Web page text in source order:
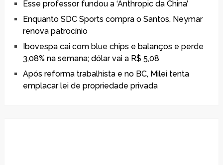
Esse professor fundou a ‘Anthropic da China’
Enquanto SDC Sports compra o Santos, Neymar
renova patrocínio
Ibovespa cai com blue chips e balanços e perde
3,08% na semana; dólar vai a R$ 5,08
Após reforma trabalhista e no BC, Milei tenta
emplacar lei de propriedade privada